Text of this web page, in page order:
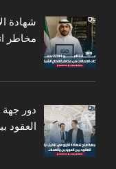
مخاطر
دور جهة
العقود